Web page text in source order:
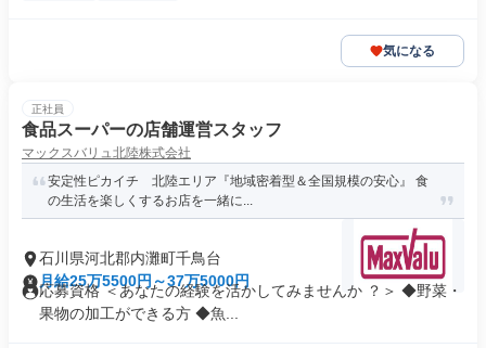
気になる
正社員
食品スーパーの店舗運営スタッフ
マックスバリュ北陸株式会社
安定性ピカイチ 北陸エリア『地域密着型＆全国規模の安心』 食
の生活を楽しくするお店を一緒に...
石川県河北郡内灘町千鳥台
月給25万5500円～37万5000円
応募資格 ＜あなたの経験を活かしてみませんか ？＞ ◆野菜・
果物の加工ができる方 ◆魚...